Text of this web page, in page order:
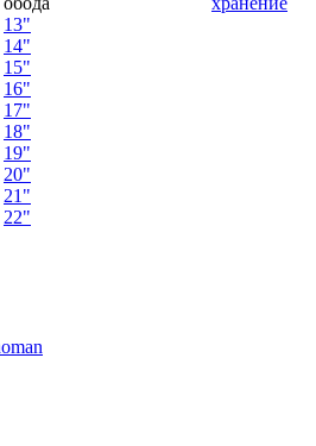
13"
14"
15"
16"
17"
18"
19"
20"
21"
22"